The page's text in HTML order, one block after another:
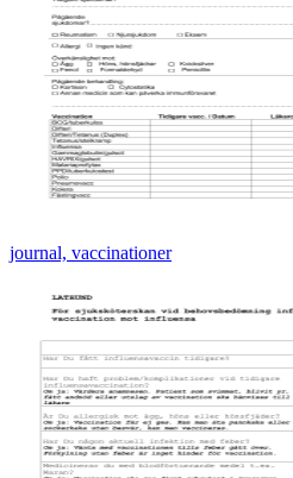
journal, vaccinationer